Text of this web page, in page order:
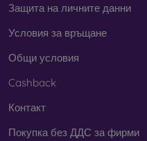
Защита на личните данни
Условия за връщане
Общи условия
Cashback
Контакт
Покупка без ДДС за фирми